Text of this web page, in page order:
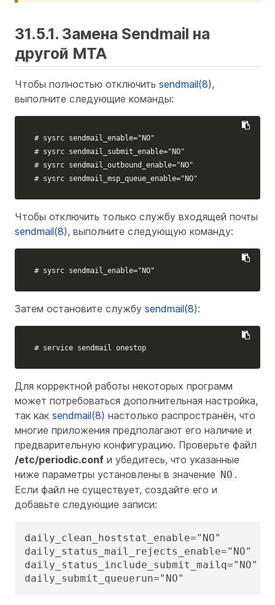
31.5.1. Замена Sendmail на
другой MTA
Чтобы полностью отключить sendmail(8),
выполните следующие команды:
# sysrc sendmail_enable="NO"
# sysrc sendmail_submit_enable="NO"
# sysrc sendmail_outbound_enable="NO"
# sysrc sendmail_msp_queue_enable="NO"
Чтобы отключить только службу входящей почты
sendmail(8), выполните следующую команду:
# sysrc sendmail_enable="NO"
Затем остановите службу sendmail(8):
# service sendmail onestop
Для корректной работы некоторых программ
может потребоваться дополнительная настройка,
так как sendmail(8) настолько распространён, что
многие приложения предполагают его наличие и
предварительную конфигурацию. Проверьте файл
/etc/periodic.conf и убедитесь, что указанные
ниже параметры установлены в значение NO .
Если файл не существует, создайте его и
добавьте следующие записи:
daily_clean_hoststat_enable="NO"
daily_status_mail_rejects_enable="NO"
daily_status_include_submit_mailq="NO"
daily_submit_queuerun="NO"